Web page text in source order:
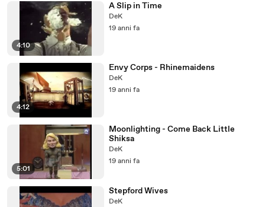
4:10
A Slip in Time
DeK
19 anni fa
4:12
Envy Corps - Rhinemaidens
DeK
19 anni fa
5:01
Moonlighting - Come Back Little
Shiksa
DeK
19 anni fa
Stepford Wives
DeK